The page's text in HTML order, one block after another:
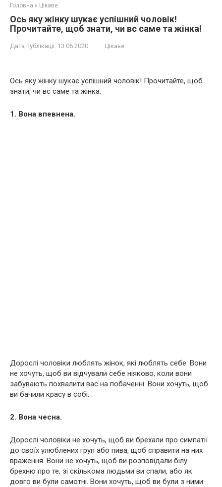
Головна » Цікаве
Ось яку жінку шукає успішний чоловік!
Прочитайте, щоб знати, чи вс саме та жінка!
Дата публікації: 13.06.2020 Цікаве
Ось яку жінку шукає успішний чоловік! Прочитайте, щоб
знати, чи вс саме та жінка.
1. Вона впевнена.
Дорослі чоловіки люблять жінок, які люблять себе. Вони
не хочуть, щоб ви відчували себе ніяково, коли вони
забувають похвалити вас на побаченні. Вони хочуть, щоб
ви бачили красу в собі.
2. Вона чесна.
Дорослі чоловіки не хочуть, щоб ви брехали про симпатії
до своїх улюблених груп або пива, щоб справити на них
враження. Вони не хочуть, щоб ви розповідали білу
брехню про те, зі скількома людьми ви спали, або як
довго ви були самотні. Вони хочуть, щоб ви були з ними